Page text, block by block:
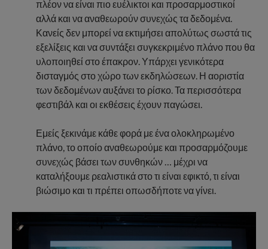
πλέον να είναι πιο ευέλικτοι και προσαρμοστικοί
αλλά και να αναθεωρούν συνεχώς τα δεδομένα.
Κανείς δεν μπορεί να εκτιμήσει απολύτως σωστά τις
εξελίξεις και να συντάξει συγκεκριμένο πλάνο που θα
υλοποιηθεί στο έπακρον. Υπάρχει γενικότερα
δισταγμός στο χώρο των εκδηλώσεων. Η αοριστία
των δεδομένων αυξάνει το ρίσκο. Τα περισσότερα
φεστιβάλ και οι εκθέσεις έχουν παγώσει.
Εμείς ξεκινάμε κάθε φορά με ένα ολοκληρωμένο
πλάνο, το οποίο αναθεωρούμε και προσαρμόζουμε
συνεχώς βάσει των συνθηκών … μέχρι να
καταλήξουμε ρεαλιστικά στο τι είναι εφικτό, τι είναι
βιώσιμο και τι πρέπει οπωσδήποτε να γίνει.